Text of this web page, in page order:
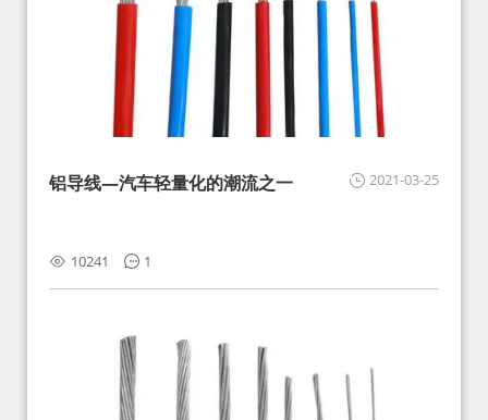
2021-03-25
铝导线—汽车轻量化的潮流之一
10241 1